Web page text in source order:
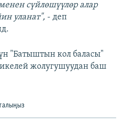
сүйлөшүүлөр алар
уланат", - деп
"Батыштын кол баласы"
жолугушуудан баш